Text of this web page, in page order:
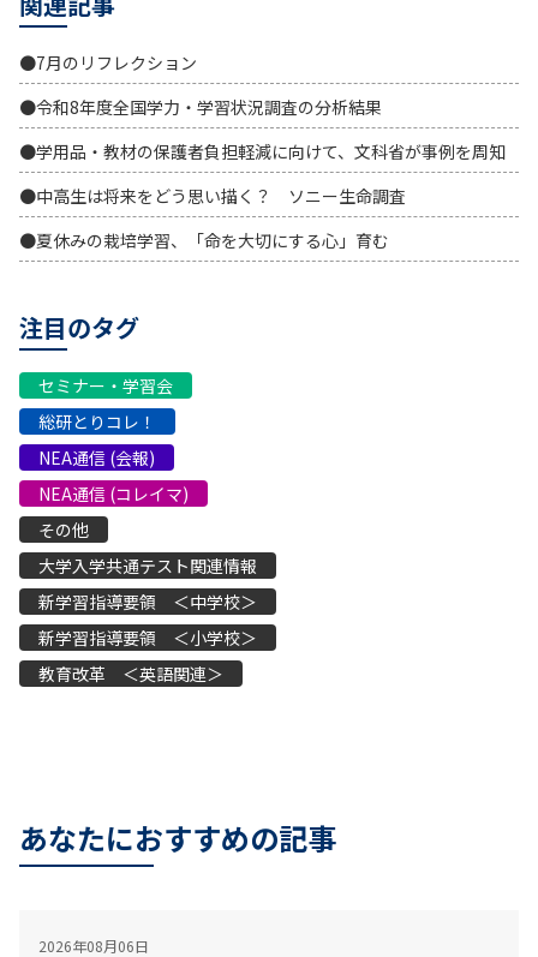
●7月のリフレクション
●令和8年度全国学力・学習状況調査の分析結果
●学用品・教材の保護者負担軽減に向けて、文科省が事例を周知
●中高生は将来をどう思い描く？ ソニー生命調査
●夏休みの栽培学習、「命を大切にする心」育む
注目のタグ
セミナー・学習会
総研とりコレ！
NEA通信 (会報)
NEA通信 (コレイマ)
その他
大学入学共通テスト関連情報
新学習指導要領 ＜中学校＞
新学習指導要領 ＜小学校＞
教育改革 ＜英語関連＞
あなたにおすすめの記事
2026年08月06日